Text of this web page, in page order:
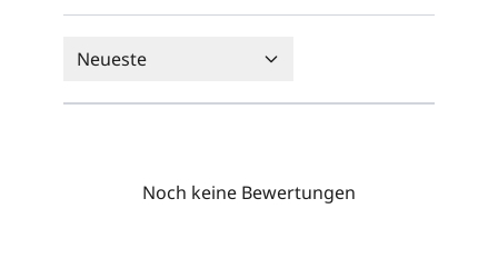
Neueste
Noch keine Bewertungen